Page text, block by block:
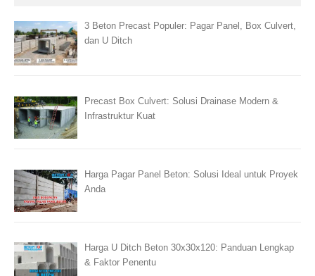
3 Beton Precast Populer: Pagar Panel, Box Culvert,
dan U Ditch
Precast Box Culvert: Solusi Drainase Modern &
Infrastruktur Kuat
Harga Pagar Panel Beton: Solusi Ideal untuk Proyek
Anda
Harga U Ditch Beton 30x30x120: Panduan Lengkap
& Faktor Penentu